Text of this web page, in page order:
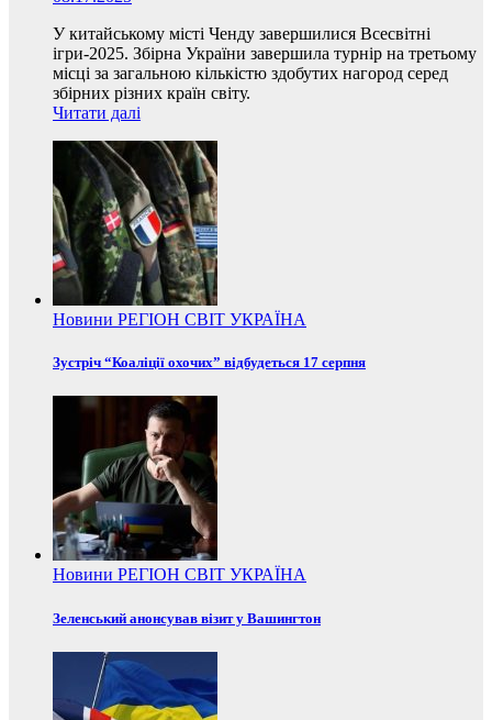
У китайському місті Ченду завершилися Всесвітні
ігри-2025. Збірна України завершила турнір на третьому
місці за загальною кількістю здобутих нагород серед
збірних різних країн світу.
Читати далі
Новини РЕГІОН СВІТ УКРАЇНА
Зустріч “Коаліції охочих” відбудеться 17 серпня
Новини РЕГІОН СВІТ УКРАЇНА
Зеленський анонсував візит у Вашингтон